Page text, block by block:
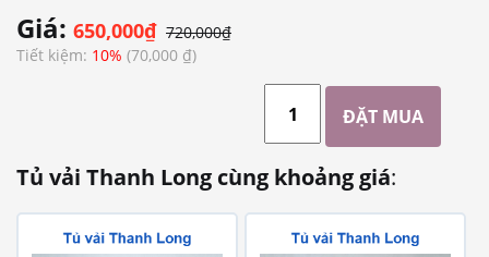
Giá: 650,000₫ 720,000₫
Tiết kiệm: 10% (70,000 ₫)
Tủ vải Thanh Long cùng khoảng giá: